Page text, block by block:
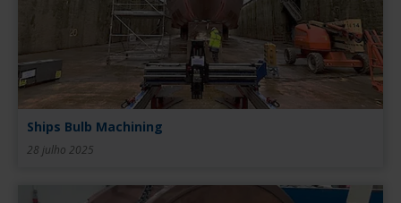
Ships Bulb Machining
28 julho 2025